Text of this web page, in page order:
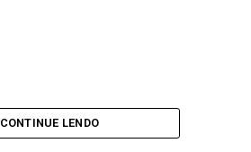
CONTINUE LENDO